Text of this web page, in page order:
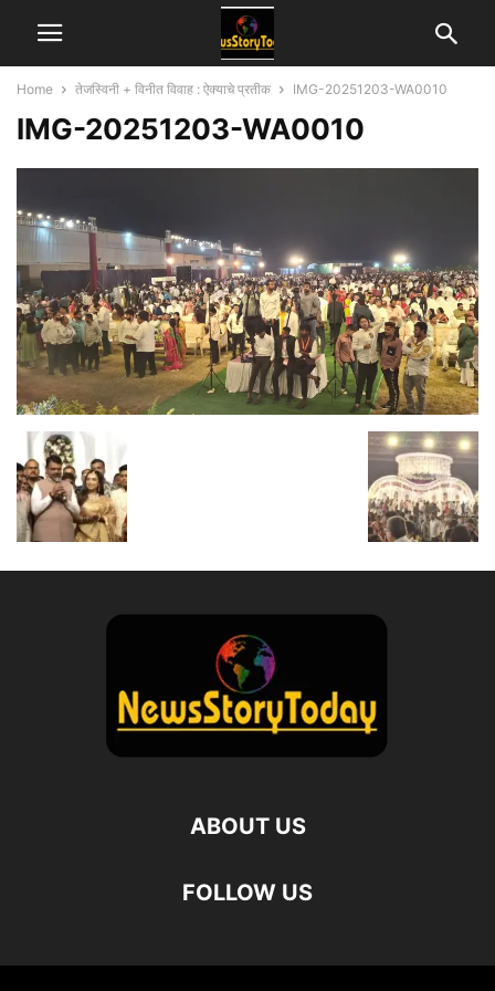
Home तेजस्विनी + विनीत विवाह : ऐक्याचे प्रतीक IMG-20251203-WA0010
IMG-20251203-WA0010
ABOUT US
FOLLOW US